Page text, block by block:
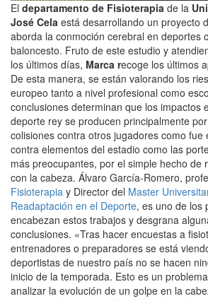
El departamento de Fisioterapia de la
José Cela está desarrollando un proyecto
aborda la conmoción cerebral en deportes
baloncesto. Fruto de este estudio y
los últimos días, Marca recoge los últimos
De esta manera, se están valorando los
europeo tanto a nivel profesional como
conclusiones determinan que los impactos
deporte rey se producen principalmente
colisiones contra otros jugadores como fue
contra elementos del estadio como las
más preocupantes, por el simple hecho de
con la cabeza. Álvaro García-Romero,
Fisioterapia y Director del Master
Readaptación en el Deporte, es uno de los
encabezan estos trabajos y desgrana
conclusiones. «Tras hacer encuestas a
entrenadores o preparadores se está
deportistas de nuestro país no se hacen
inicio de la temporada. Esto es un
analizar la evolución de un golpe en la